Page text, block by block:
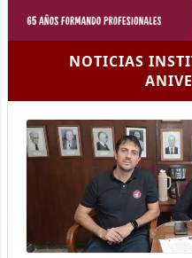
NOTICIAS